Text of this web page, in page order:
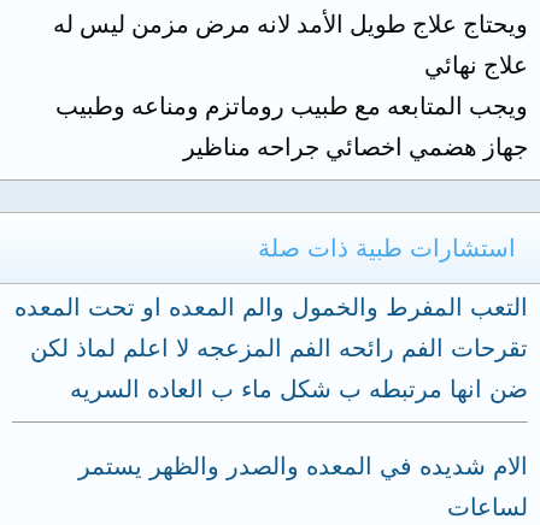
ويحتاج علاج طويل الأمد لانه مرض مزمن ليس له
علاج نهائي
ويجب المتابعه مع طبيب روماتزم ومناعه وطبيب
جهاز هضمي اخصائي جراحه مناظير
استشارات طبية ذات صلة
التعب المفرط والخمول والم المعده او تحت المعده
تقرحات الفم رائحه الفم المزعجه لا اعلم لماذ لكن
ضن انها مرتبطه ب شكل ماء ب العاده السريه
الام شديده في المعده والصدر والظهر يستمر
لساعات